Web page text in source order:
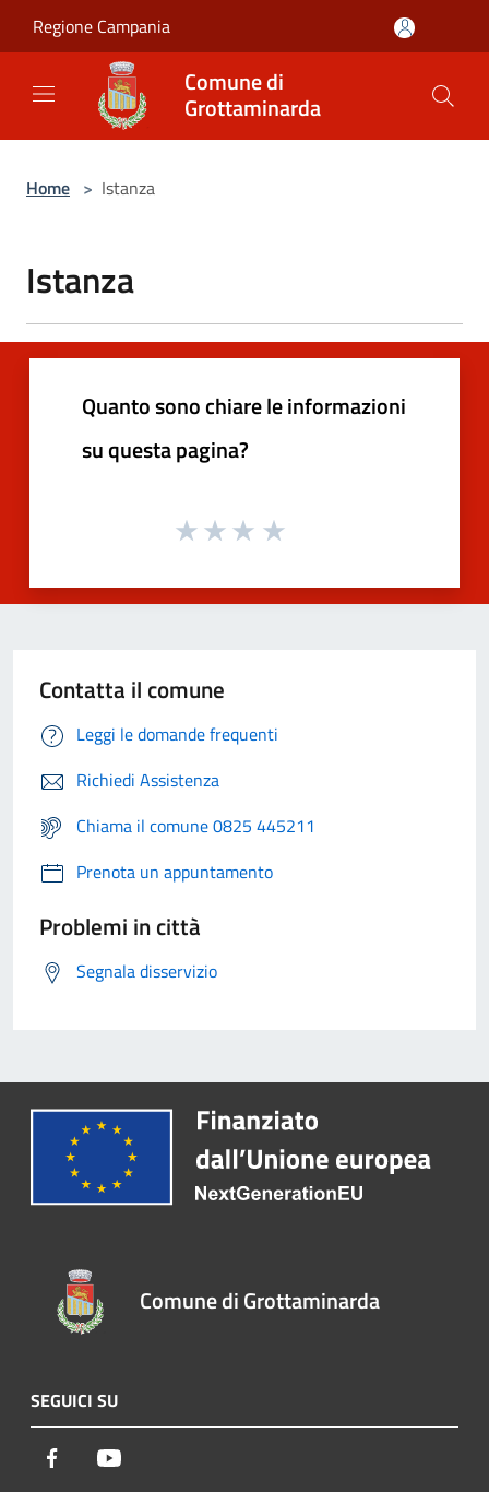
Regione Campania
Comune di
Grottaminarda
Home > Istanza
Istanza
Quanto sono chiare le informazioni
su questa pagina?
Contatta il comune
Leggi le domande frequenti
Richiedi Assistenza
Chiama il comune 0825 445211
Prenota un appuntamento
Problemi in città
Segnala disservizio
Comune di Grottaminarda
SEGUICI SU
Facebook